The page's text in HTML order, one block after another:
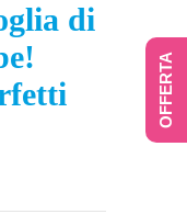
di
OFFERTA